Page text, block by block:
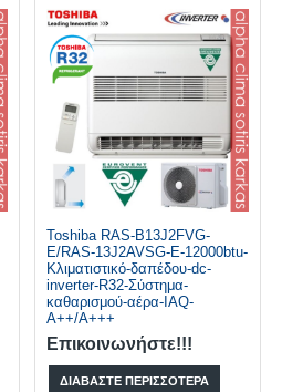
Toshiba RAS-B13J2FVG-
E/RAS-13J2AVSG-E-12000btu-
Κλιματιστικό-δαπέδου-dc-
inverter-R32-Σύστημα-
καθαρισμού-αέρα-IAQ-
A++/A+++
Επικοινωνήστε!!!
ΔΙΑΒΆΣΤΕ ΠΕΡΙΣΣΌΤΕΡΑ